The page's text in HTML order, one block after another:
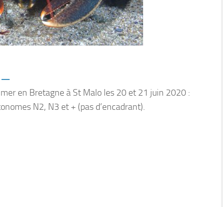
—
en Bretagne à St Malo les 20 et 21 juin 2020 :
N2, N3 et + (pas d’encadrant).